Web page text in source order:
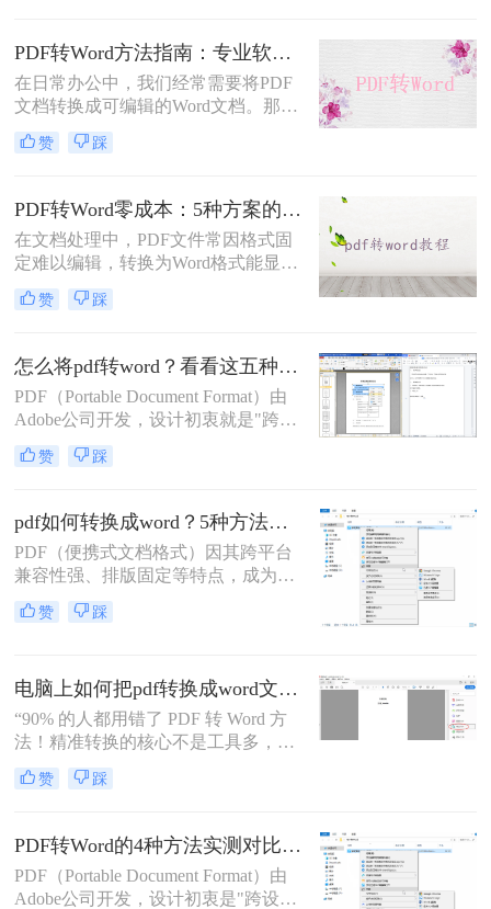
选择最适合的方式。
PDF转Word方法指南：专业软件、在线工具、Word内置与改后缀名4种方案对比！
在日常办公中，我们经常需要将PDF
文档转换成可编辑的Word文档。那么
如何将pdf转换成word呢？本文将介绍
几种常用的PDF转Word的方法，助您
赞 踩
PDF转Word零成本：5种方案的成本、速度、精度对比！
在文档处理中，PDF文件常因格式固
定难以编辑，转换为Word格式能显著
提升工作效率。然而，市面上许多转
换工具需付费或存在隐私风险，那么
5种完全免费的解决方案。所有方法
均基于官方或开源平台，确保零成
本、无广告、无数据泄露。无需任何
付费，即可实现高质量转换，告别格
式错乱与隐私担忧！
赞 踩
怎么将pdf转word？看看这五种转换方法！
PDF（Portable Document Format）由
Adobe公司开发，设计初衷就是"跨设
备一致性呈现"——无论在什么设备
上打开，排版都完全一样。这个优点
用固定坐标记录每个文字、图形的精
确位置，而Word是流式排版，内容从
上到下流动、自动换行。
赞 踩
pdf如何转换成word？5种方法从免费到编程实测对比！
PDF（便携式文档格式）因其跨平台
兼容性强、排版固定等特点，成为文
档共享和存档的首选。但若需编辑内
容或调整格式，需将PDF转换为
户高效完成转换。
赞 踩
电脑上如何把pdf转换成word文档？这3个高效精准的方法，让你办公效能翻倍！
“90% 的人都用错了 PDF 转 Word 方
法！精准转换的核心不是工具多，而
是选对适配场景”职场中，“PDF 转
Word” 是高频刚需 —— 项目报告需提
论文需调整格式，稍有不慎就会出现
排版错乱、文字丢失、表格变形等问
题。
赞 踩
PDF转Word的4种方法实测对比（附还原度对比表）！
PDF（Portable Document Format）由
Adobe公司开发，设计初衷是"跨设备